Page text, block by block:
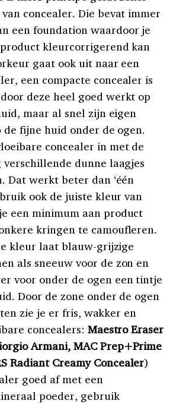
concealer. Die bevat immer
een foundation waardoor je
kleurcorrigerend kan
gaat ook uit naar een
een compacte concealer is
deze heel goed werkt op
maar al snel zijn eigen
fijne huid onder de ogen.
concealer in met de
dunne laagjes
Dat werkt beter dan ‘één
ook de juiste kleur van
een minimum aan product
kringen te camoufleren.
kleur laat blauw-grijzige
als sneeuw voor de zon en
voor onder de ogen een tintje
Door de zone onder de ogen
zie je er fris, wakker en
concealers: Maestro Eraser
Armani, MAC Prep+Prime
Radiant Creamy Concealer)
goed af met een
poeder, gebruik